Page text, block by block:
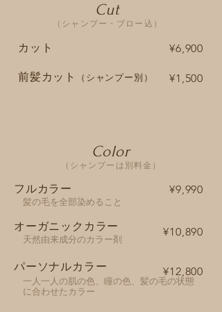
Cut
（シャンプー・ブロー込）
¥1,500
¥6,900​
カット
​前髪カット （シャンプー別）
Color
（シャンプーは別料金）
フルカラー
髪の毛を全部染めること
オーガニックカラー
天然由来成分のカラー剤
パーソナルカラー
一人一人の肌の色、瞳の色、髪の毛の状態
に合わせたカラー
¥10,890
¥9,990
¥12,800